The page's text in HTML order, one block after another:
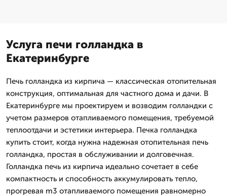
Услуга печи голландка в
Екатеринбурге
Печь голландка из кирпича — классическая отопительная
конструкция, оптимальная для частного дома и дачи. В
Екатеринбурге мы проектируем и возводим голландки с
учетом размеров отапливаемого помещения, требуемой
теплоотдачи и эстетики интерьера. Печка голландка
купить стоит, когда нужна надежная отопительная печь
голландка, простая в обслуживании и долговечная.
Голландка печь из кирпича идеально сочетает в себе
компактность и способность аккумулировать тепло,
прогревая m3 отапливаемого помещения равномерно